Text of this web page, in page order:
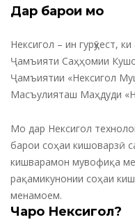
Дар барои мо
Нексигол – ин гурӯҳест,
Ҷамъияти Саҳҳомии
Ҷамъиятии «Нексигол
Масъулияташ Маҳдуди
Мо дар Нексигол
барои соҳаи кишоварзӣ
кишварамон мувофиқа
рақамикунонии соҳаи
менамоем.
Чаро Нексигол?